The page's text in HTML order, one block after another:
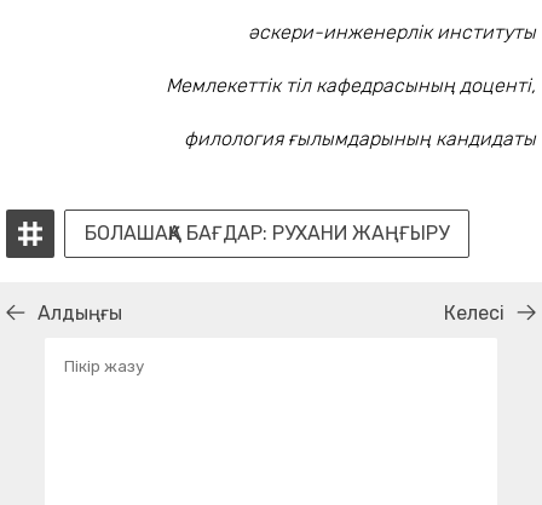
әскери-инженерлік институты
Мемлекеттік тіл кафедрасының доценті,
филология ғылымдарының кандидаты
БОЛАШАҚҚА БАҒДАР: РУХАНИ ЖАҢҒЫРУ
Алдыңғы Келесі